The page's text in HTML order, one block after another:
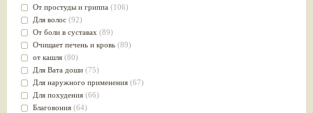
От простуды и гриппа (106)
Для волос (92)
От боли в суставах (89)
Очищает печень и кровь (89)
от кашля (80)
Для Вата доши (75)
Для наружного применения (67)
Для похудения (66)
Благовония (64)